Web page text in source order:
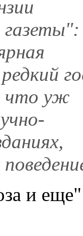
газеты":
что уж
и еще"